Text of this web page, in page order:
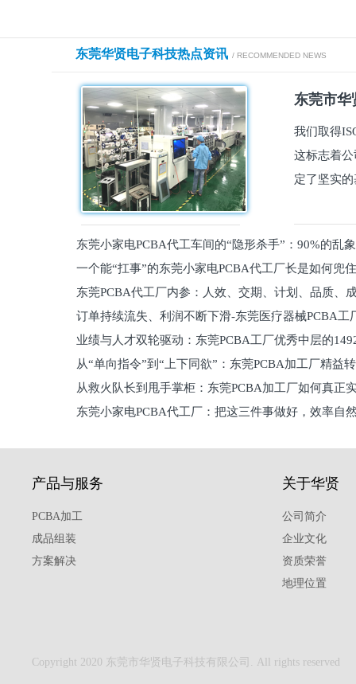
东莞华贤电子科技热点资讯 / RECOMMENDED NEWS
东莞市华
我们取得
这标志着
定了坚实
东莞小家电PCBA代工车间的“隐形杀手”：90%的乱
员工一个能“扛事”的东莞小家电PCBA代工厂长是如何兜
东莞PCBA代工厂内参：人效、交期、计划、品质
维锁客法则
订单持续流失、利润不断下滑-东莞医疗器械PCBA工
理死穴必须堵住
业绩与人才双轮驱动：东莞PCBA工厂优秀中层的
从“单向指令”到“上下同欲”：东莞PCBA加工厂精益
关键从救火队长到甩手掌柜：东莞PCBA加工厂如何真正
东莞小家电PCBA代工厂：把这三件事做好，效率自
产品与服务
PCBA加工
成品组装
方案解决
关于华贤
公司简介
企业文化
资质荣誉
地理位置
Copyright 2020 东莞市华贤电子科技有限公司. All rights reserved